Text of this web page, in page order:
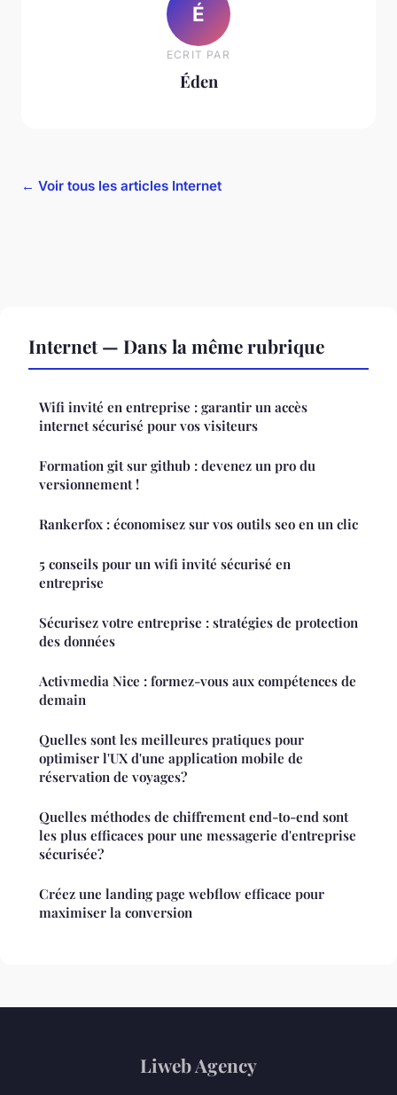
É
ECRIT PAR
Éden
← Voir tous les articles Internet
Internet — Dans la même rubrique
Wifi invité en entreprise : garantir un accès
internet sécurisé pour vos visiteurs
Formation git sur github : devenez un pro du
versionnement !
Rankerfox : économisez sur vos outils seo en un clic
5 conseils pour un wifi invité sécurisé en
entreprise
Sécurisez votre entreprise : stratégies de protection
des données
Activmedia Nice : formez-vous aux compétences de
demain
Quelles sont les meilleures pratiques pour
optimiser l'UX d'une application mobile de
réservation de voyages?
Quelles méthodes de chiffrement end-to-end sont
les plus efficaces pour une messagerie d'entreprise
sécurisée?
Créez une landing page webflow efficace pour
maximiser la conversion
Liweb Agency